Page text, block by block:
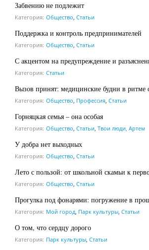
Забвению не подлежит
Категория: Общество, Статьи
Поддержка и контроль предпринимателей
Категория: Общество, Статьи
С акцентом на предупреждение и
Категория: Статьи
Вызов принят: медицинские будни в ритме
Категория: Общество, Профессия, Статьи
Горняцкая семья – она особая
Категория: Общество, Статьи, Твои люди, Артем
У добра нет выходных
Категория: Общество, Статьи
Лето с пользой: от школьной скамьи к
Категория: Общество, Статьи
Прогулка под фонарями: погружение в
Категория: Мой город, Парк культуры, Статьи
О том, что сердцу дорого
Категория: Парк культуры, Статьи